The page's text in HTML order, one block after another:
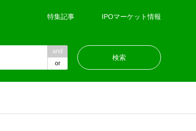
特集記事 IPOマーケット情報
and
or